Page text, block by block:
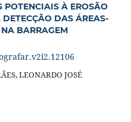
POTENCIAIS À EROSÃO
DAS ÁREAS-
BARRAGEM
LEONARDO JOSÉ